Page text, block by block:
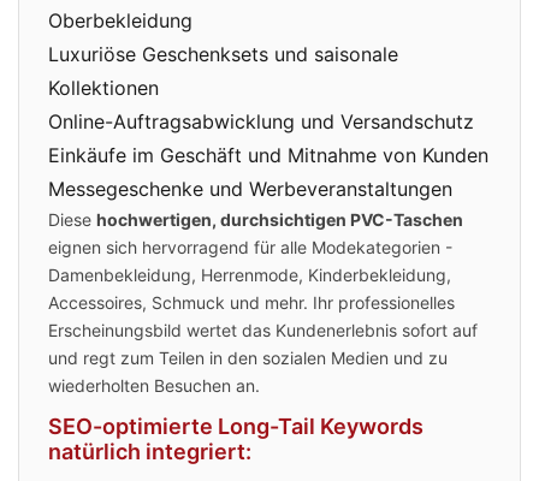
Oberbekleidung
Luxuriöse Geschenksets und saisonale
Kollektionen
Online-Auftragsabwicklung und Versandschutz
Einkäufe im Geschäft und Mitnahme von Kunden
Messegeschenke und Werbeveranstaltungen
Diese hochwertigen, durchsichtigen PVC-Taschen
eignen sich hervorragend für alle Modekategorien -
Damenbekleidung, Herrenmode, Kinderbekleidung,
Accessoires, Schmuck und mehr. Ihr professionelles
Erscheinungsbild wertet das Kundenerlebnis sofort auf
und regt zum Teilen in den sozialen Medien und zu
wiederholten Besuchen an.
SEO-optimierte Long-Tail Keywords
natürlich integriert: